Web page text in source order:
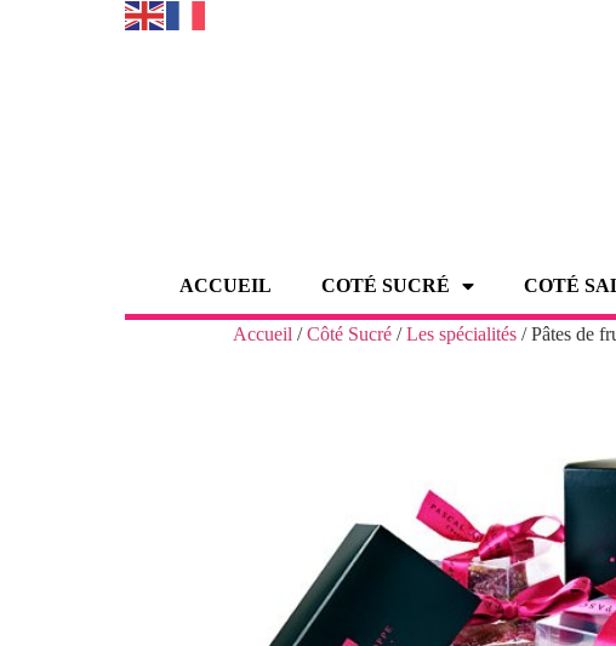
ACCUEIL COTÉ SUCRÉ COTÉ
Accueil /Côté Sucré /Les spécialités / Pâtes de